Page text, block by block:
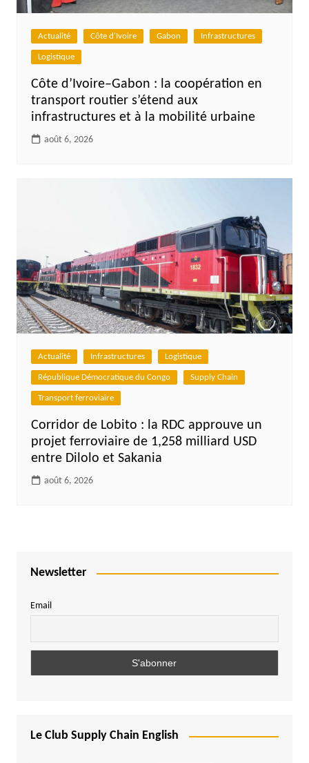
Actualité Côte d'Ivoire Gabon Infrastructures
Logistique
Côte d’Ivoire–Gabon : la coopération en
transport routier s’étend aux
infrastructures et à la mobilité urbaine
août 6, 2026
Actualité Infrastructures Logistique
République Démocratique du Congo Supply Chain
Transport ferroviaire
Corridor de Lobito : la RDC approuve un
projet ferroviaire de 1,258 milliard USD
entre Dilolo et Sakania
août 6, 2026
Newsletter
Email
Le Club Supply Chain English